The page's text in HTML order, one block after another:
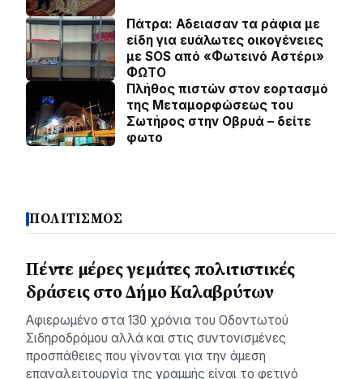
Πάτρα: Αδειασαν τα ράφια με
είδη για ευάλωτες οικογένειες
με SOS από «Φωτεινό Αστέρι»
ΦΩΤΟ
Πλήθος πιστών στον εορτασμό
της Μεταμορφώσεως του
Σωτήρος στην Οβρυά – δείτε
φωτο
ΠΟΛΙΤΙΣΜΟΣ
Πέντε μέρες γεμάτες πολιτιστικές
δράσεις στο Δήμο Καλαβρύτων
Αφιερωμένο στα 130 χρόνια του Οδοντωτού
Σιδηροδρόμου αλλά και στις συντονισμένες
προσπάθειες που γίνονται για την άμεση
επαναλειτουργία της γραμμής είναι το φετινό